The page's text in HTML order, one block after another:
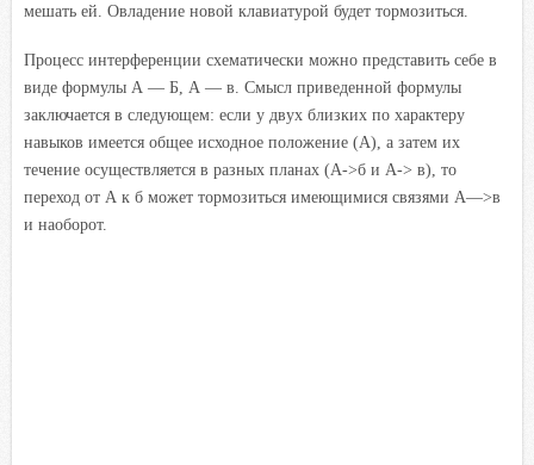
мешать ей. Овладение новой клавиатурой будет тормозиться.
Процесс интерференции схематически можно представить себе в
виде формулы А — Б, А — в. Смысл приведенной формулы
заключается в следующем: если у двух близких по характеру
навыков имеется общее исходное положение (А), а затем их
течение осуществляется в разных планах (А->б и А-> в), то
переход от А к б может тормозиться имеющимися связями А—>в
и наоборот.